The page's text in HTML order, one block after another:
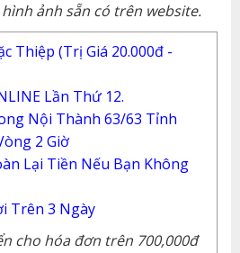
ảnh sẵn có trên website.
Thiệp (Trị Giá 20.000đ -
Lần Thứ 12.
Nội Thành 63/63 Tỉnh
2 Giờ
Lại Tiền Nếu Bạn Không
Trên 3 Ngày
cho hóa đơn trên 700,000đ